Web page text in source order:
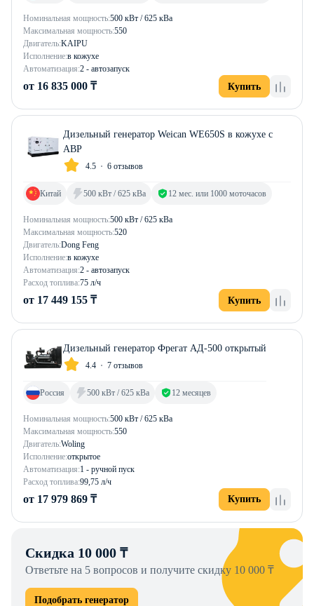
Номинальная мощность:500 кВт / 625 кВа
Максимальная мощность:550
Двигатель:KAIPU
Исполнение:в кожухе
Автоматизация:2 - автозапуск
от 16 835 000 ₸ Купить
Дизельный генератор Weican WE650S в кожухе с
АВР
4.5 6 отзывов
Номинальная мощность:500 кВт / 625 кВа
Максимальная мощность:520
Двигатель:Dong Feng
Исполнение:в кожухе
Автоматизация:2 - автозапуск
Расход топлива:75 л/ч
Китай 500 кВт / 625 кВа 12 мес. или 1000 моточасов
от 17 449 155 ₸ Купить
Дизельный генератор Фрегат АД-500 открытый
4.4 7 отзывов
Номинальная мощность:500 кВт / 625 кВа
Максимальная мощность:550
Двигатель:Woling
Исполнение:открытое
Автоматизация:1 - ручной пуск
Расход топлива:99,75 л/ч
Россия 500 кВт / 625 кВа 12 месяцев
от 17 979 869 ₸ Купить
Скидка 10 000 ₸
Ответьте на 5 вопросов и получите скидку 10 000 ₸
Подобрать генератор